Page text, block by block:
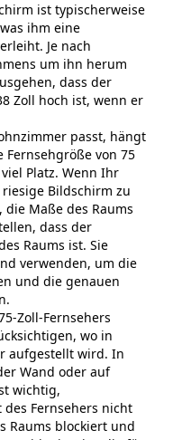
ist typischerweise
ihm eine
Je nach
um ihn herum
dass der
Zoll hoch ist, wenn er
passt, hängt
Fernsehgröße von 75
Platz. Wenn Ihr
Bildschirm zu
Maße des Raums
dass der
Raums ist. Sie
verwenden, um die
und die genauen
Zoll-Fernsehers
wo in
aufgestellt wird. In
Wand oder auf
wichtig,
Fernsehers nicht
Raums blockiert und